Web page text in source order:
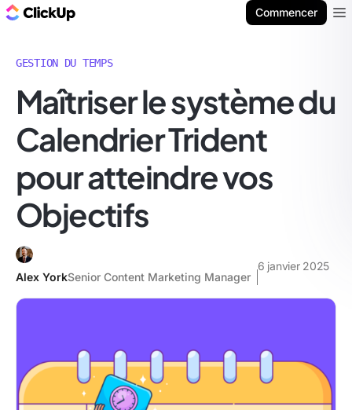
Commencer
GESTION DU TEMPS
Maîtriser le système du
Calendrier Trident
pour atteindre vos
Objectifs
Alex YorkSenior Content Marketing Manager
6 janvier 2025